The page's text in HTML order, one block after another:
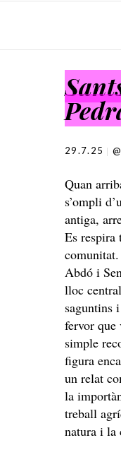
29.7.25
Quan
s’ompli
antiga,
Es
Abdó i
lloc
saguntins
fervor que
simple
figura
un relat
la
treball
natura i la